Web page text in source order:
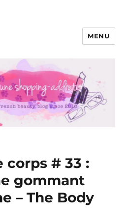
Shopping-addicte
MENU
corps # 33 :
gommant
– The Body